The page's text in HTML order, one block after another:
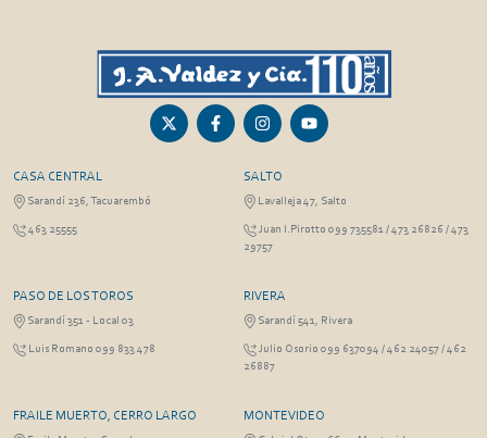
CASA CENTRAL
Sarandí 236, Tacuarembó
463 25555
SALTO
Lavalleja 47, Salto
Juan I.Pirotto 099 735581 / 473 26826 / 473
29757
PASO DE LOS TOROS
Sarandí 351 - Local 03
Luis Romano 099 833 478
RIVERA
Sarandí 541, Rivera
Julio Osorio 099 637094 / 462 24057 / 462
26887
FRAILE MUERTO, CERRO LARGO MONTEVIDEO